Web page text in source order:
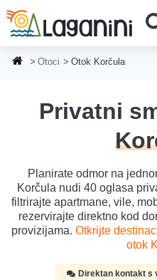
Preskoči na glavni sadržaj
Otoci Otok Korčula
Privatni
Planirate odmor na
Korčula nudi 40 oglasa
filtrirajte apartmane, vile,
rezervirajte direktno kod
provizijama. Otkrijte
otok
Direktan kontakt s